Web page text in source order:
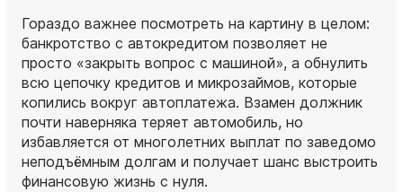
Гораздо важнее посмотреть на картину в целом:
банкротство с автокредитом позволяет не
просто «закрыть вопрос с машиной», а обнулить
всю цепочку кредитов и микрозаймов, которые
копились вокруг автоплатежа. Взамен должник
почти наверняка теряет автомобиль, но
избавляется от многолетних выплат по заведомо
неподъёмным долгам и получает шанс выстроить
финансовую жизнь с нуля.